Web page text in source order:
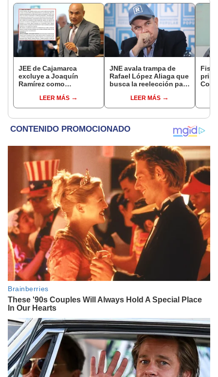
JEE de Cajamarca
excluye a Joaquín
Ramírez como
regional por ocultar
sentencia
LEER MÁS
JNE avala trampa de
Rafael López Aliaga que
busca la reelección para
LEER MÁS